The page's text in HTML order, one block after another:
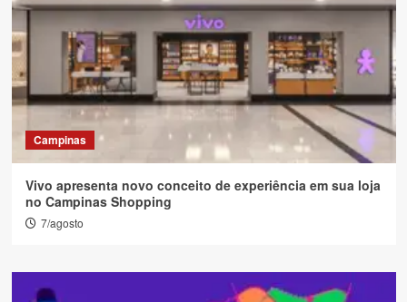
Campinas
Vivo apresenta novo conceito de experiência em sua loja
no Campinas Shopping
7/agosto